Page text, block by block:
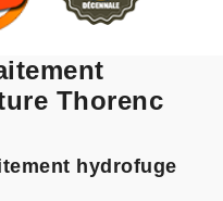
Thorenc
hydrofuge